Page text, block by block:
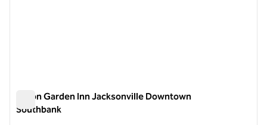
Hilton Garden Inn Jacksonville Downtown
Southbank